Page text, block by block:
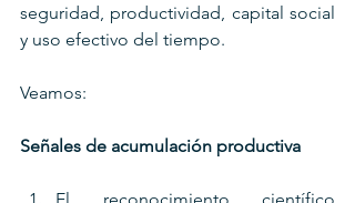
seguridad, productividad, capital social
y uso efectivo del tiempo.
Veamos:
Señales de acumulación productiva
El reconocimiento científico